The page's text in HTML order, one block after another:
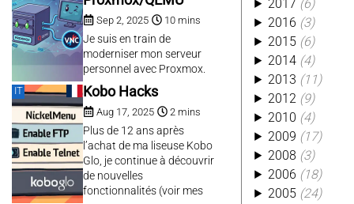
est en réalité un hub USB
avec 4 ports USB 2.0, dont
un qui...
Sep 2, 2025 10 mins
Je suis en train de
moderniser mon serveur
personnel avec Proxmox.
Si la majorité des services
sont maintenant en mode
web, il me reste quelques
services en mode
graphique. J’utilise pour
ceux-là un bureau léger
type LXDE, avec LUbuntu
ou Debian.
IT Kobo Hacks
Aug 17, 2025 2 mins
Plus de 12 ans après
l’achat de ma liseuse Kobo
Glo, je continue à découvrir
de nouvelles
fonctionnalités (voir mes
Rphoto (3)
Software (3)
Sonoff (3)
Ttf (3) Via (3)
Virtual (3)
Vnc (3)
Xml (3) Api
Autohotkey (2)
Bluetooth (2)
Bookmarks (2)
Card (2)
2017 (6)
2016 (3)
2015 (6)
2014 (4)
2013 (11)
2012 (9)
2010 (4)
2009 (17)
2008 (3)
2006 (18)
2005 (24)